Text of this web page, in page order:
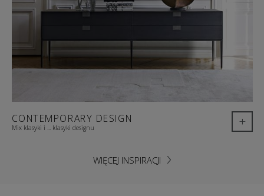
CONTEMPORARY DESIGN
Mix klasyki i ... klasyki designu +
WIĘCEJ INSPIRACJI